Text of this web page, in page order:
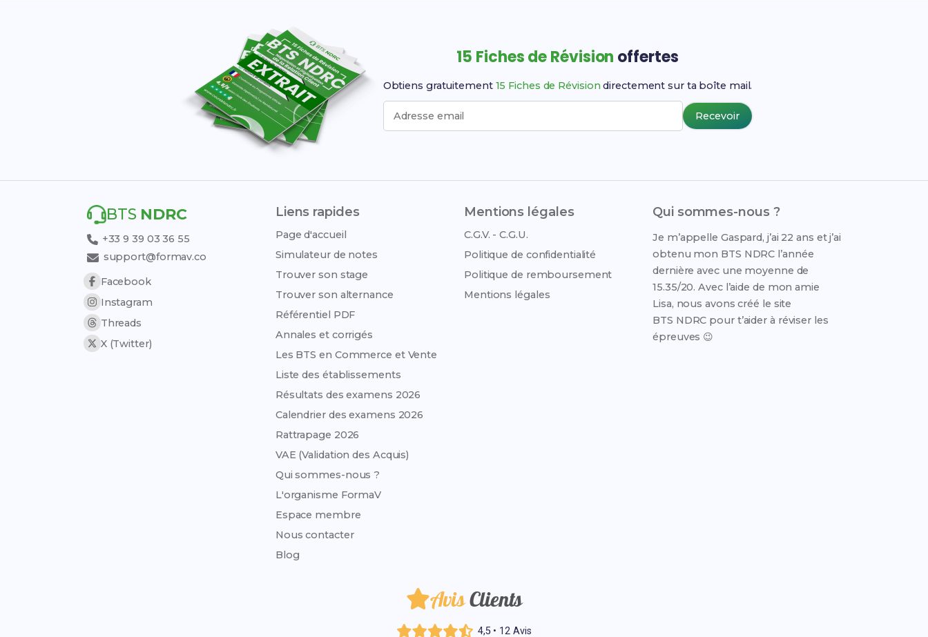
15 Fiches de Révision offertes
Obtiens gratuitement 15 Fiches de Révision directement sur ta boîte mail.
Adresse email Recevoir
BTS NDRC
+33 9 39 03 36 55
support@formav.co
Facebook
Instagram
Threads
X (Twitter)
Liens rapides
Page d'accueil
Simulateur de notes
Trouver son stage
Trouver son alternance
Référentiel PDF
Annales et corrigés
Les BTS en Commerce et Vente
Liste des établissements
Résultats des examens 2026
Calendrier des examens 2026
Rattrapage 2026
VAE (Validation des Acquis)
Qui sommes-nous ?
L'organisme FormaV
Espace membre
Nous contacter
Blog
Mentions légales
C.G.V. - C.G.U.
Politique de confidentialité
Politique de remboursement
Mentions légales
Qui sommes-nous ?
Je m’appelle Gaspard, j’ai 22 ans et j’ai
obtenu mon BTS NDRC l’année
dernière avec une moyenne de
15.35/20. Avec l’aide de mon amie
Lisa, nous avons créé le site
BTS NDRC pour t’aider à réviser les
épreuves 😉
AvisClients
4,5 • 12 Avis